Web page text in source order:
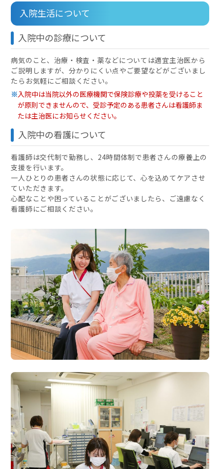
入院生活について
入院中の診療について
病気のこと、治療・検査・薬などについては適宜主治医から
ご説明しますが、分かりにくい点やご要望などがございまし
たらお気軽にご相談ください。
入院中は当院以外の医療機関で保険診療や投薬を受けること
が原則できませんので、受診予定のある患者さんは看護師ま
たは主治医にお知らせください。
入院中の看護について
看護師は交代制で勤務し、24時間体制で患者さんの療養上の
支援を行います。
一人ひとりの患者さんの状態に応じて、心を込めてケアさせ
ていただきます。
心配なことや困っていることがございましたら、ご遠慮なく
看護師にご相談ください。